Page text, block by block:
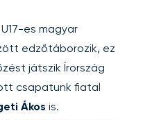
es magyar
edzőtáborozik, ez
játszik Írország
csapatunk fiatal
Ákos is.